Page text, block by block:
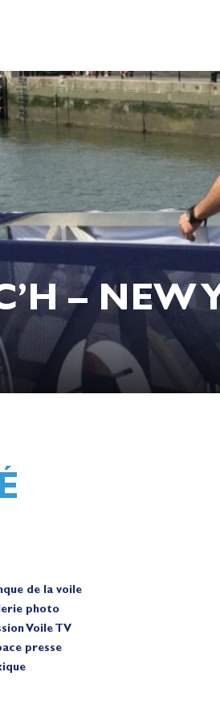
– NEW
Mathilde
Berthomieu,
de la voile
photo
Voile TV
presse